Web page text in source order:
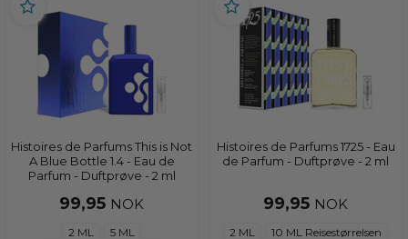
Histoires de Parfums This is Not
A Blue Bottle 1.4 - Eau de
Parfum - Duftprøve - 2 ml
99,95 NOK
2 ML
5 ML
Histoires de Parfums 1725 - Eau
de Parfum - Duftprøve - 2 ml
99,95 NOK
2 ML
10 ML Reisestørrelsen